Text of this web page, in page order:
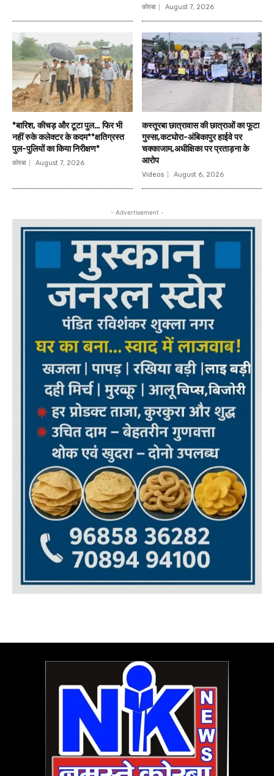
कोरबा August 7, 2026
*बारिश, कीचड़ और टूटा पुल… फिर भी
नहीं रुके कलेक्टर के कदम**क्षतिग्रस्त
पुल-पुलियों का किया निरीक्षण*
कोरबा August 7, 2026
कस्तूरबा छात्रावास की छात्राओं का फूटा
गुस्सा,कटघोरा-अंबिकापुर हाईवे पर
चक्काजाम,अधीक्षिका पर प्रताड़ना के
आरोप
Videos August 6, 2026
- Advertisement -